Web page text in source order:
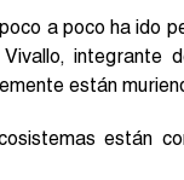
a poco ha ido
integrante
están
están